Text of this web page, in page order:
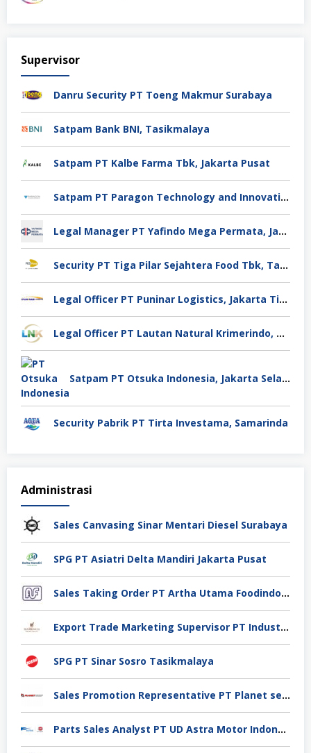
Supervisor
Danru Security PT Toeng Makmur Surabaya
Satpam Bank BNI, Tasikmalaya
Satpam PT Kalbe Farma Tbk, Jakarta Pusat
Satpam PT Paragon Technology and Innovation Jakarta
Legal Manager PT Yafindo Mega Permata, Jakarta Barat
Security PT Tiga Pilar Sejahtera Food Tbk, Tangerang
Legal Officer PT Puninar Logistics, Jakarta Timur
Legal Officer PT Lautan Natural Krimerindo, Mojokerto
Satpam PT Otsuka Indonesia, Jakarta Selatan
Security Pabrik PT Tirta Investama, Samarinda
Administrasi
Sales Canvasing Sinar Mentari Diesel Surabaya
SPG PT Asiatri Delta Mandiri Jakarta Pusat
Sales Taking Order PT Artha Utama Foodindo Tangerang
Export Trade Marketing Supervisor PT Industri Jamu Dan Farmasi Sido Muncul Tbk, Jakarta
SPG PT Sinar Sosro Tasikmalaya
Sales Promotion Representative PT Planet selancar Mandiri, Pontianak
Parts Sales Analyst PT UD Astra Motor Indonesia, Jakarta Utara